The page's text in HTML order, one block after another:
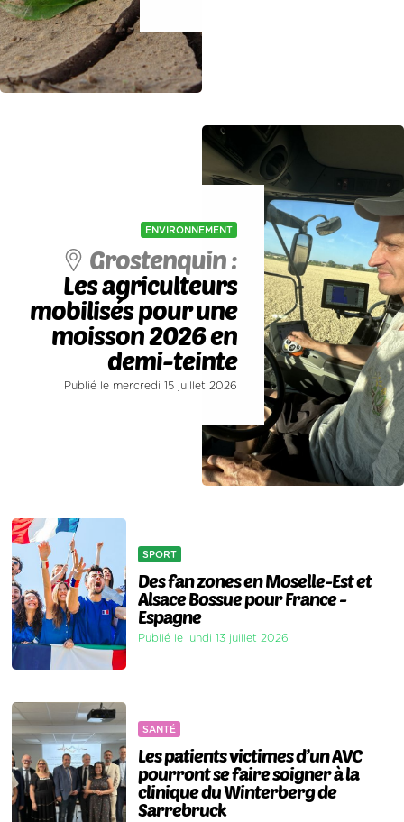
ENVIRONNEMENT
Grostenquin :
Les agriculteurs
mobilisés pour une
moisson 2026 en
demi-teinte
Publié le mercredi 15 juillet 2026
SPORT
Des fan zones en Moselle-Est et
Alsace Bossue pour France -
Espagne
Publié le lundi 13 juillet 2026
SANTÉ
Les patients victimes d’un AVC
pourront se faire soigner à la
clinique du Winterberg de
Sarrebruck